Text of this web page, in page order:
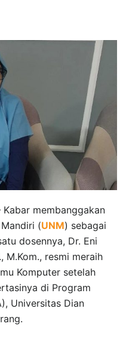
Kabar membanggakan
(UNM) sebagai
dosennya, Dr. Eni
M.Kom., resmi meraih
Komputer setelah
di Program
Universitas Dian